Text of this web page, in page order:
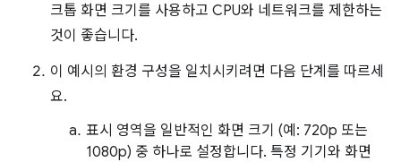
크톱 화면 크기를 사용하고 CPU와 네트워크를 제한하는
것이 좋습니다.
이 예시의 환경 구성을 일치시키려면 다음 단계를 따르세
요.
표시 영역을 일반적인 화면 크기 (예: 720p 또는
1080p) 중 하나로 설정합니다. 특정 기기와 화면